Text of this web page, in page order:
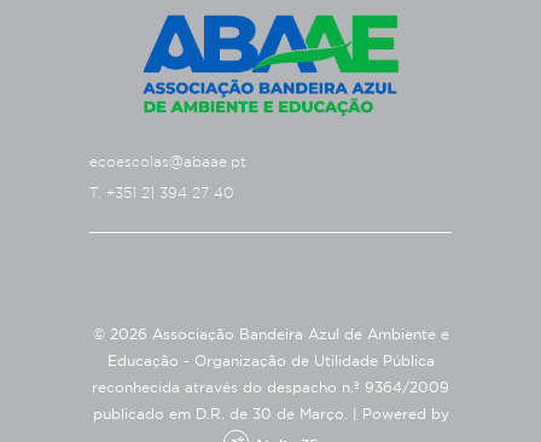
ecoescolas@abaae.pt
T. +351 21 394 27 40
© 2026 Associação Bandeira Azul de Ambiente e
Educação - Organização de Utilidade Pública
reconhecida através do despacho n.º 9364/2009
publicado em D.R. de 30 de Março. |
Powered by